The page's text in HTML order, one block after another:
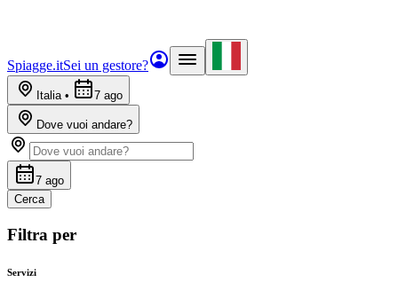
Spiagge.itSei un gestore?
Italia• 7 ago
Dove vuoi andare?
7 ago
Cerca
Filtra per
Servizi